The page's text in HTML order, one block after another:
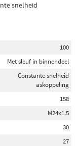
snelheid
100
Met sleuf in binnendeel
Constante snelheid
askoppeling
158
M24x1.5
30
27